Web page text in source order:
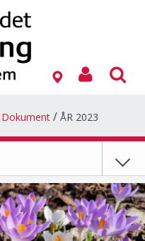
Dokument ÅR 2023